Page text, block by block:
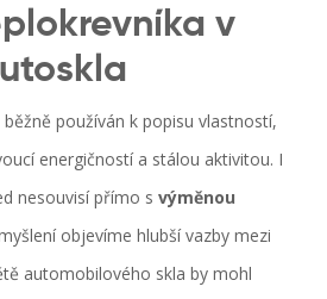
v
běžně používán k popisu vlastností,
energičností a stálou aktivitou. I
nesouvisí přímo s výměnou
objevíme hlubší vazby mezi
automobilového skla by mohl